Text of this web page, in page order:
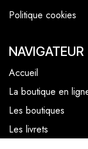
Politique cookies
NAVIGATEUR
Accueil
La boutique en
Les boutiques
Les livrets